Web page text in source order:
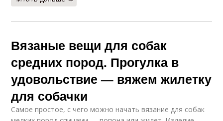
Вязаные вещи для собак
средних пород. Прогулка в
удовольствие — вяжем жилетку
для собачки
Самое простое, с чего можно начать вязание для собак